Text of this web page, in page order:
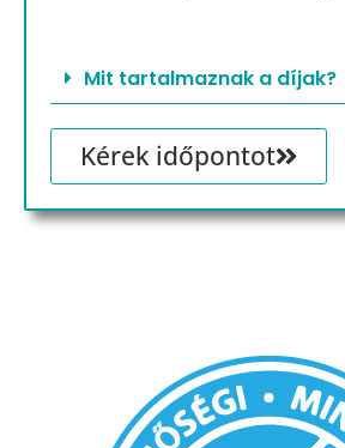
Mit tartalmaznak a díjak?
Kérek időpontot